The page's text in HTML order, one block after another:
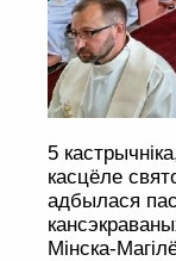
5
касцёле
адбылася
Мінска-